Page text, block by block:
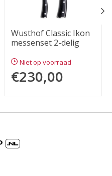
Wusthof Classic Ikon
messenset 2-delig
Niet op voorraad
€230,00